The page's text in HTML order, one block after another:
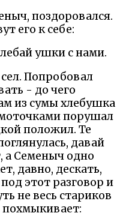
поздоровался.
его к себе:
ушки с нами.
Попробовал
- до чего
из сумы хлебушка
порушал
положил. Те
давай
а Семеныч одно
давно, дескать,
этот разговор и
не весь стариков
похмыкивает: